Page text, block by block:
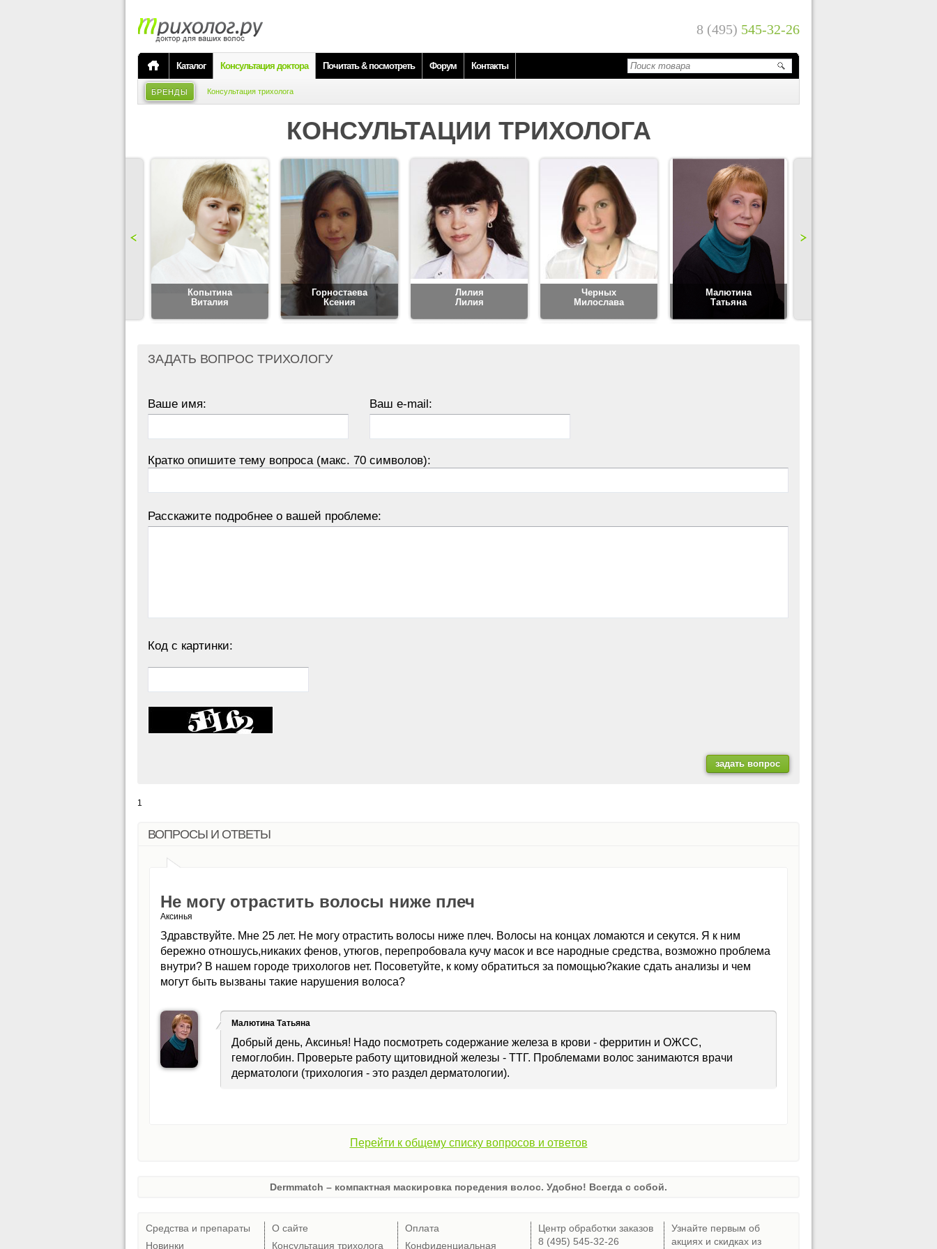
8 (495) 545-32-26
Каталог Консультация доктора Почитать & посмотреть Форум Контакты
БРЕНДЫ Консультация трихолога
КОНСУЛЬТАЦИИ ТРИХОЛОГА
Копытина
Виталия
Горностаева
Ксения
Лилия
Лилия
Черных
Милослава
Малютина
Татьяна
ЗАДАТЬ ВОПРОС ТРИХОЛОГУ
Ваше имя: Ваш e-mail:
Кратко опишите тему вопроса (макс. 70 символов):
Расскажите подробнее о вашей проблеме:
Код с картинки:
1
ВОПРОСЫ И ОТВЕТЫ
Не могу отрастить волосы ниже плеч
Аксинья
Здравствуйте. Мне 25 лет. Не могу отрастить волосы ниже плеч. Волосы на концах ломаются и секутся. Я к ним
бережно отношусь,никаких фенов, утюгов, перепробовала кучу масок и все народные средства, возможно проблема
внутри? В нашем городе трихологов нет. Посоветуйте, к кому обратиться за помощью?какие сдать анализы и чем
могут быть вызваны такие нарушения волоса?
Малютина Татьяна
Добрый день, Аксинья! Надо посмотреть содержание железа в крови - ферритин и ОЖСС,
гемоглобин. Проверьте работу щитовидной железы - ТТГ. Проблемами волос занимаются врачи
дерматологи (трихология - это раздел дерматологии).
Перейти к общему списку вопросов и ответов
Dermmatch – компактная маскировка поредения волос. Удобно! Всегда с собой.
Средства и препараты
Новинки
О сайте
Консультация трихолога
Оплата
Конфиденциальная
Центр обработки заказов
8 (495) 545-32-26
Узнайте первым об
акциях и скидках из